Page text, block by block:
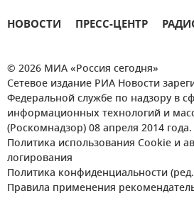
НОВОСТИ ПРЕСС-ЦЕНТР
© 2026 МИА «Россия сегодня»
Сетевое издание РИА Новости
Федеральной службе по надзору в
информационных технологий и
(Роскомнадзор) 08 апреля 2014 года.
Политика использования Cookie и
логирования
Политика конфиденциальности (ред.
Правила применения